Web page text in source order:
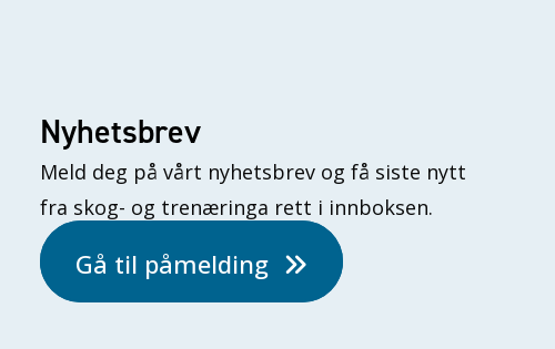
Nyhetsbrev
Meld deg på vårt nyhetsbrev og få siste nytt
fra skog- og trenæringa rett i innboksen.
Gå til påmelding